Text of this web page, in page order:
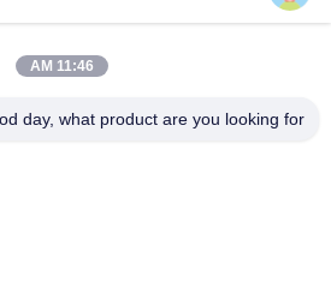
Wisecard Technology Co., Ltd. . كل شيء حقوق محجوزة
11:46 AM
day, what product are you looking for?